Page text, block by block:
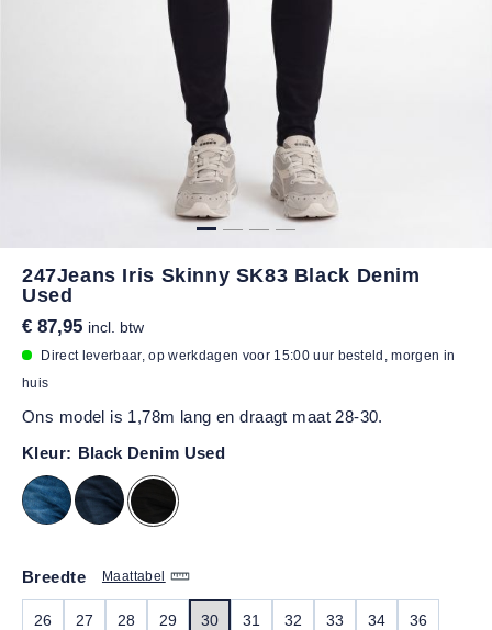
247Jeans Iris Skinny SK83 Black Denim
Used
€ 87,95 incl. btw
Direct leverbaar, op werkdagen voor 15:00 uur besteld, morgen in
huis
Ons model is 1,78m lang en draagt maat 28-30.
Kleur: Black Denim Used
Maattabel
Breedte
26 27 28 29 30 31 32 33 34 36